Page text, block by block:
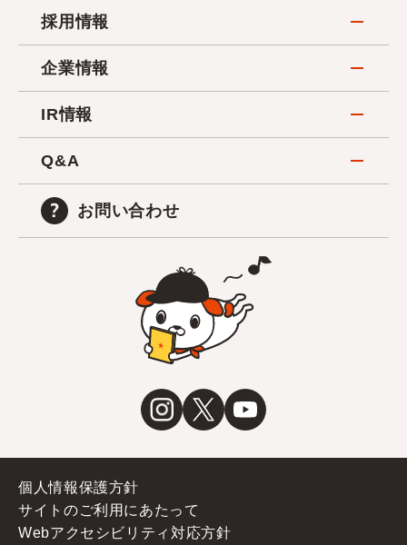
採用情報
企業情報
IR情報
Q&A
お問い合わせ
個人情報保護方針
サイトのご利用にあたって
Webアクセシビリティ対応方針